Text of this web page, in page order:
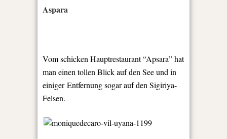
Aspara
Vom schicken Hauptrestaurant “Apsara” hat
man einen tollen Blick auf den See und in
einiger Entfernung sogar auf den Sigiriya-
Felsen.